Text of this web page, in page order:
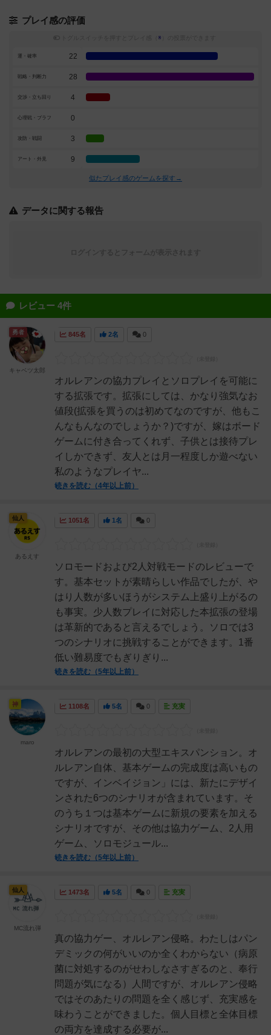
プレイ感の評価
※
運・確率 22
戦略・判断力 28
交渉・立ち回り 4
心理戦・ブラフ 0
攻防・戦闘 3
アート・外見 9
似たプレイ感のゲームを探す→
データに関する報告
レビュー 4件
845名 2名 0
オルレアンの協力プレイとソロプレイを可能に
する拡張です。拡張にしては、かなり強気なお
値段(拡張を買うのは初めてなのですが、他もこ
んなもんなのでしょうか？)ですが、嫁はボード
ゲームに付き合ってくれず、子供とは接待プレ
イしかできず、友人とは月一程度しか遊べない
私のようなプレイヤ...
続きを読む（4年以上前）
勇者
キャベツ太郎
1051名 1名 0
ソロモードおよび2人対戦モードのレビューで
す。基本セットが素晴らしい作品でしたが、や
はり人数が多いほうがシステム上盛り上がるの
も事実。少人数プレイに対応した本拡張の登場
は革新的であると言えるでしょう。ソロでは3
つのシナリオに挑戦することができます。1番
低い難易度でもぎりぎり...
続きを読む（5年以上前）
仙人
あるえす
1108名 5名 0 充実
オルレアンの最初の大型エキスパンション。オ
ルレアン自体、基本ゲームの完成度は高いもの
ですが、インベイジョン」には、新たにデザイ
ンされた6つのシナリオが含まれています。そ
のうち１つは基本ゲームに新規の要素を加える
シナリオですが、その他は協力ゲーム、2人用
ゲーム、ソロモジュール...
続きを読む（5年以上前）
神
maro
1473名 5名 0 充実
真の協力ゲー、オルレアン侵略。わたしはパン
デミックの何がいいのか全くわからない（病原
菌に対処するのがせわしなさすぎるのと、奉行
問題が気になる）人間ですが、オルレアン侵略
ではそのあたりの問題を全く感じず、充実感を
味わうことができました。個人目標と全体目標
の両方を達成する必要が...
仙人
MC流れ弾